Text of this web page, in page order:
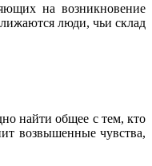
на возникновение
люди, чьи склад
найти общее с тем, кто
возвышенные чувства,